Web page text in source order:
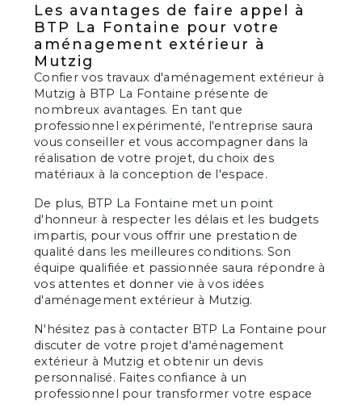
Les avantages de faire appel à
BTP La Fontaine pour votre
aménagement extérieur à
Mutzig
Confier vos travaux d'aménagement extérieur à
Mutzig à BTP La Fontaine présente de
nombreux avantages. En tant que
professionnel expérimenté, l'entreprise saura
vous conseiller et vous accompagner dans la
réalisation de votre projet, du choix des
matériaux à la conception de l'espace.
De plus, BTP La Fontaine met un point
d'honneur à respecter les délais et les budgets
impartis, pour vous offrir une prestation de
qualité dans les meilleures conditions. Son
équipe qualifiée et passionnée saura répondre à
vos attentes et donner vie à vos idées
d'aménagement extérieur à Mutzig.
N'hésitez pas à contacter BTP La Fontaine pour
discuter de votre projet d'aménagement
extérieur à Mutzig et obtenir un devis
personnalisé. Faites confiance à un
professionnel pour transformer votre espace